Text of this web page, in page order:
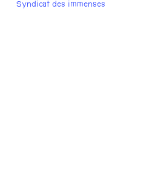
Syndicat des immenses